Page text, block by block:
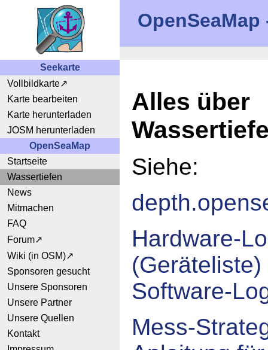
Seekarte
Vollbildkarte
Karte bearbeiten
Karte herunterladen
JOSM herunterladen
OpenSeaMap
Startseite
Wassertiefen
News
Mitmachen
FAQ
Forum
Wiki (in OSM)
Sponsoren gesucht
Unsere Sponsoren
Unsere Partner
Unsere Quellen
Kontakt
Alles über
Siehe:
Hardware-
(Geräteliste)
Software-
Mess-